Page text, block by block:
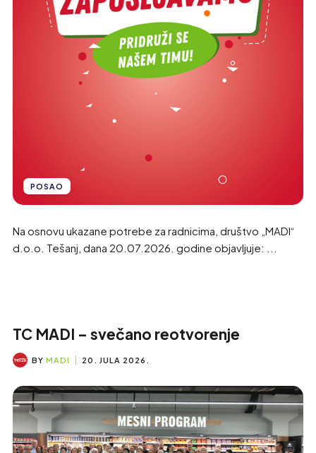
POSAO
Na osnovu ukazane potrebe za radnicima, društvo „MADI“
d.o.o. Tešanj, dana 20.07.2026. godine objavljuje: ...
TC MADI – svečano reotvorenje
BY MADI 20. JULA 2026.